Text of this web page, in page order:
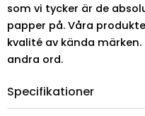
som vi tycker är de
papper på. Våra
kvalité av kända
andra ord.
Specifikationer